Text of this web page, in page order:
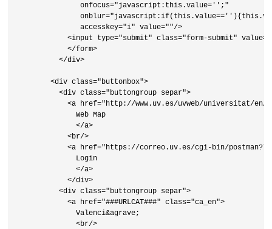
               onfocus="javascript:this.value='';"
               accesskey="i" value=""/>
<input type="submit" class="form-submit"
            </form>
          </div>
        <div class="buttonbox">
          <div class="buttongroup separ">
<a href="http://www.uv.es/uvweb/universitat/en/
              Web Map
              </a>
            <br/>
<a href="https://correo.uv.es/cgi-bin/
              Login
              </a>
            </div>
          <div class="buttongroup separ">
            <a href="###URLCAT###" class="ca_en">
              Valenci&agrave;
              <br/>